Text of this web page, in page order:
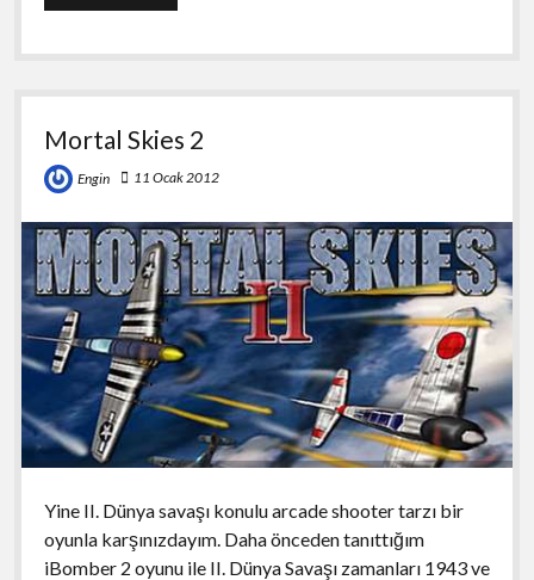
Glider
Gnomes
Mortal Skies 2
Engin 11 Ocak 2012
Yine II. Dünya savaşı konulu arcade shooter tarzı bir
oyunla karşınızdayım. Daha önceden tanıttığım
iBomber 2 oyunu ile II. Dünya Savaşı zamanları 1943 ve